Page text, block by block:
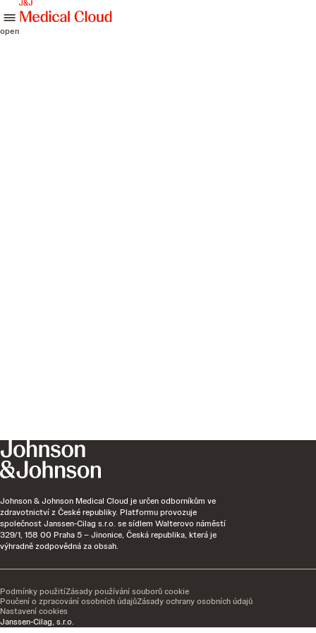
open
Johnson & Johnson Medical Cloud je určen odborníkům ve
zdravotnictví z České republiky. Platformu provozuje
společnost Janssen-Cilag s.r.o. se sídlem Walterovo náměstí
329/1, 158 00 Praha 5 – Jinonice, Česká republika, která je
výhradně zodpovědná za obsah.
Janssen-Cilag, s.r.o.
Podmínky použitíZásady používání souborů cookie
Poučení o zpracování osobních údajůZásady ochrany osobních údajů
Nastavení cookies